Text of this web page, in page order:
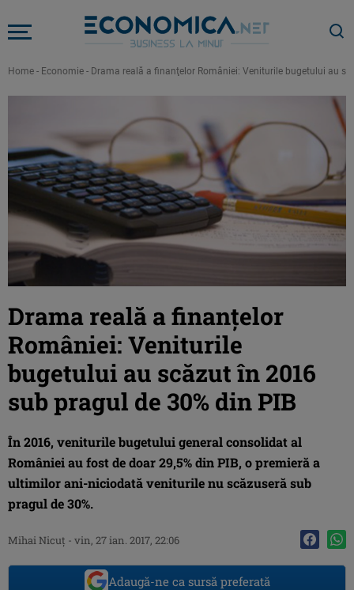
Home - Economie - Drama reală a finanţelor României: Veniturile bugetului au
Drama reală a finanţelor
României: Veniturile
bugetului au scăzut în 2016
sub pragul de 30% din PIB
În 2016, veniturile bugetului general consolidat al
României au fost de doar 29,5% din PIB, o premieră a
ultimilor ani-niciodată veniturile nu scăzuseră sub
pragul de 30%.
Mihai Nicuţ - vin, 27 ian. 2017, 22:06
Adaugă-ne ca sursă preferată